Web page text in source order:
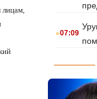
лицам,
.07:09